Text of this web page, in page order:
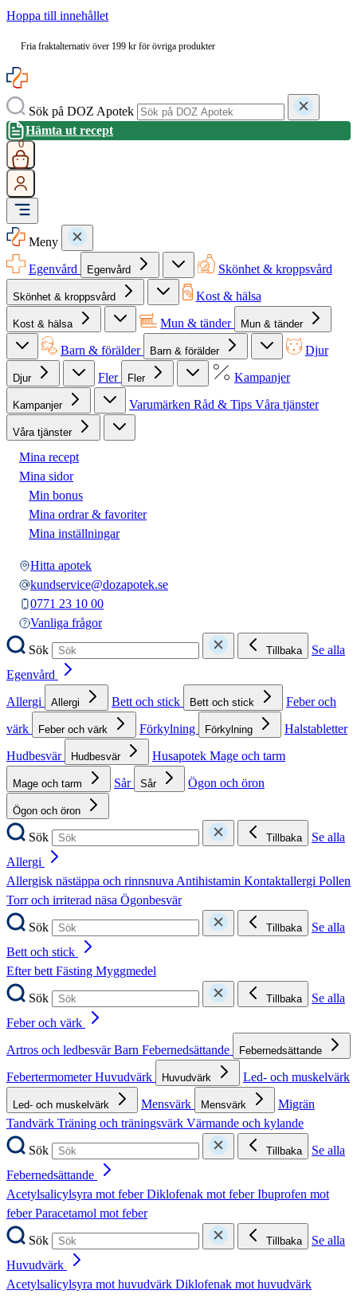
Hoppa till innehållet
Fria fraktalternativ över 199 kr för övriga produkter
Sök på DOZ Apotek
Hämta ut recept
0
Meny
Egenvård
Egenvård Skönhet & kroppsvård
Skönhet & kroppsvård Kost & hälsa
Kost & hälsa Mun & tänder Mun & tänder
Barn & förälder Barn & förälder Djur
Djur Fler Fler Kampanjer
Kampanjer Varumärken Råd & Tips Våra tjänster
Våra tjänster
Mina recept
Mina sidor
Min bonus
Mina ordrar & favoriter
Mina inställningar
Hitta apotek
kundservice@dozapotek.se
0771 23 10 00
Vanliga frågor
Sök
Tillbaka
Se alla
Egenvård
Allergi
Allergi Bett och stick Bett och stick
Feber och
värk
Feber och värk Förkylning Förkylning
Halstabletter
Hudbesvär
Hudbesvär Husapotek Mage och tarm
Mage och tarm Sår Sår Ögon och öron
Ögon och öron
Sök Tillbaka
Se alla
Allergi
Allergisk nästäppa och rinnsnuvaAntihistamin Kontaktallergi Pollen
Torr och irriterad näsa Ögonbesvär
Sök
Tillbaka
Se alla
Bett och stick
Efter bettFästing Myggmedel
Sök
Tillbaka
Se alla
Feber och värk
Artros och ledbesvärBarn Febernedsättande Febernedsättande
FebertermometerHuvudvärk Huvudvärk Led- och muskelvärk
Led- och muskelvärk Mensvärk Mensvärk
Migrän
Tandvärk Träning och träningsvärk Värmande och kylande
Sök
Tillbaka
Se alla
Febernedsättande
Acetylsalicylsyra mot feberDiklofenak mot feberIbuprofen mot
feberParacetamol mot feber
Sök
Tillbaka
Se alla
Huvudvärk
Acetylsalicylsyra mot huvudvärk Diklofenak mot huvudvärk